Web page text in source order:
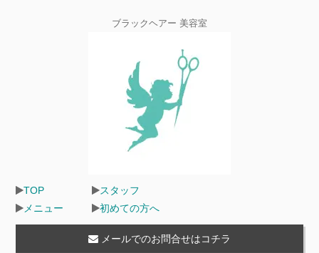
ブラックヘアー 美容室
TOP
メニュー
スタッフ
初めての方へ
メールでのお問合せはコチラ